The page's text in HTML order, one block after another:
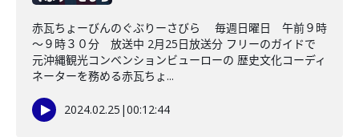
赤瓦ちょーびんのぐぶりーさびら 毎週日曜日 午前９時
～９時３０分 放送中 2月25日放送分 フリーのガイドで
元沖縄観光コンベンションビューローの 歴史文化コーディ
ネーターを務める赤瓦ちょ...
2024.02.25 |00:12:44